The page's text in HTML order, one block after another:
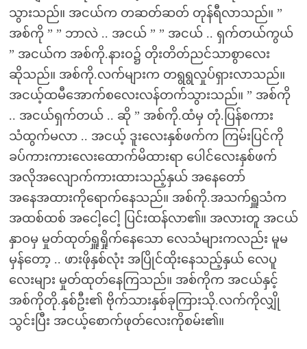
သွားသည်။ အငယ်က တဆတ်ဆတ် တုန်ရီလာသည်။ ”
အစ်ကို ” ” ဘာလဲ .. အငယ် ” ” အငယ် .. ရှက်တယ်ကွယ်
” အငယ်က အစ်ကို.နားဝ၌ တိုးတိတ်ညင်သာစွာလေး
ဆိုသည်။ အစ်ကို.လက်များက တရွရွလှုပ်ရှားလာသည်။
အငယ့်ထမီအောက်စလေးလန်တက်သွားသည်။ ” အစ်ကို
.. အငယ်ရှက်တယ် .. ဆို ” အစ်ကို.ထံမှ တုံ.ပြန်စကား
သံထွက်မလာ .. အငယ့် ဒူးလေးနှစ်ဖက်က ကြမ်းပြင်ကို
ခပ်ကားကားလေးထောက်မိထားရာ ပေါင်လေးနှစ်ဖက်
အလိုအလျောက်ကားထားသည့်နှယ် အနေတော်
အနေအထားကိုရောက်နေသည်။ အစ်ကို.အသက်ရှူသံက
အထစ်ထစ် အငေါ့ငေါ့ ပြင်းထန်လာ၏။ အလားတူ အငယ်
နှာဝမှ မှုတ်ထုတ်ရှူရှိုက်နေသော လေသံများကလည်း မူမ
မှန်တော့ .. ဖားဖိုနှစ်လုံး အပြိုင်ထိုးနေသည့်နှယ် လေပူ
လေးများ မှုတ်ထုတ်နေကြသည်။ အစ်ကိုက အငယ်နှင့်
အစ်ကိုတို.နှစ်ဦး၏ ဗိုက်သားနှစ်ခုကြားသို.လက်ကိုလျှို
သွင်းပြီး အငယ့်စောက်ဖုတ်လေးကိုစမ်း၏။